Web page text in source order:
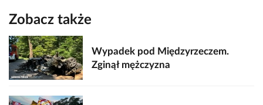
Zobacz także
Wypadek pod Międzyrzeczem.
Zginął mężczyzna